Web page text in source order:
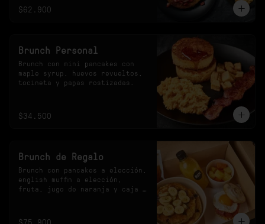
$62.900
Brunch Personal
Brunch con mini pancakes con
maple syrup, huevos revueltos,
tocineta y papas rostizadas.
$34.500
Brunch de Regalo
Brunch con pancakes a elección,
english muffin a elección,
fruta, jugo de naranja y caja
$75.900